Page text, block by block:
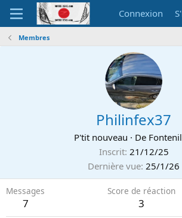
Connexion
Membres
Philinfex37
P'tit nouveau · De
Inscrit 21/12/25
Dernière vue 25/1/26
Messages
7
Score de réaction
3